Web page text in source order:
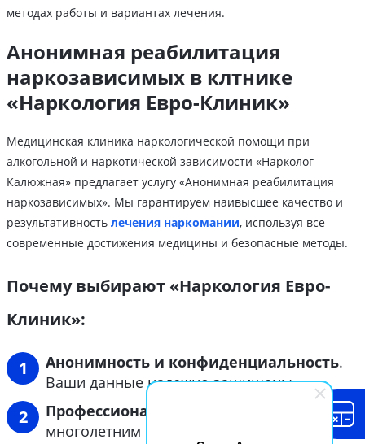
методах работы и вариантах лечения.
Анонимная реабилитация
наркозависимых в клтнике
«Наркология Евро-Клиник»
Медицинская клиника наркологической помощи при
алкогольной и наркотической зависимости «Нарколог
Калюжная» предлагает услугу «Анонимная реабилитация
наркозависимых». Мы гарантируем наивысшее качество и
результативность лечения наркомании, используя все
современные достижения медицины и безопасные методы.
Почему выбирают «Наркология Евро-
Клиник»:
Анонимность и конфиденциальность.
Ваши данные надежно защищены.
Профессионализм и опыт
многолетним стажем работы в наркологии.